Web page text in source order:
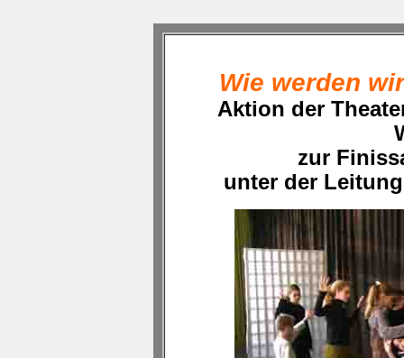
Wie werden
Aktion der
zur
unter der